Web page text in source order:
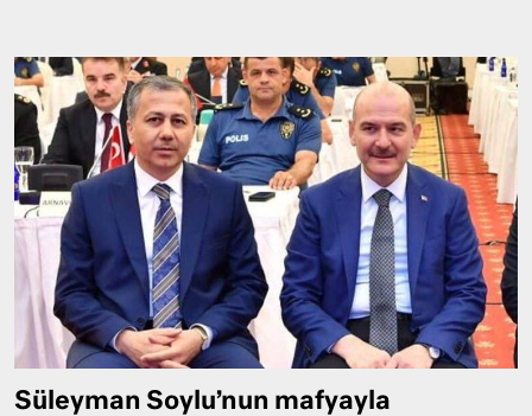
Süleyman Soylu’nun mafyayla